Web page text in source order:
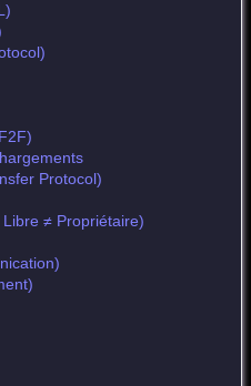
Protocol)
≠ Propriétaire)